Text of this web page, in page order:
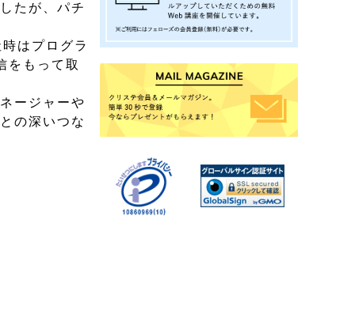
たが、パチ
はプログラ
をもって取
ージャーや
の深いつな